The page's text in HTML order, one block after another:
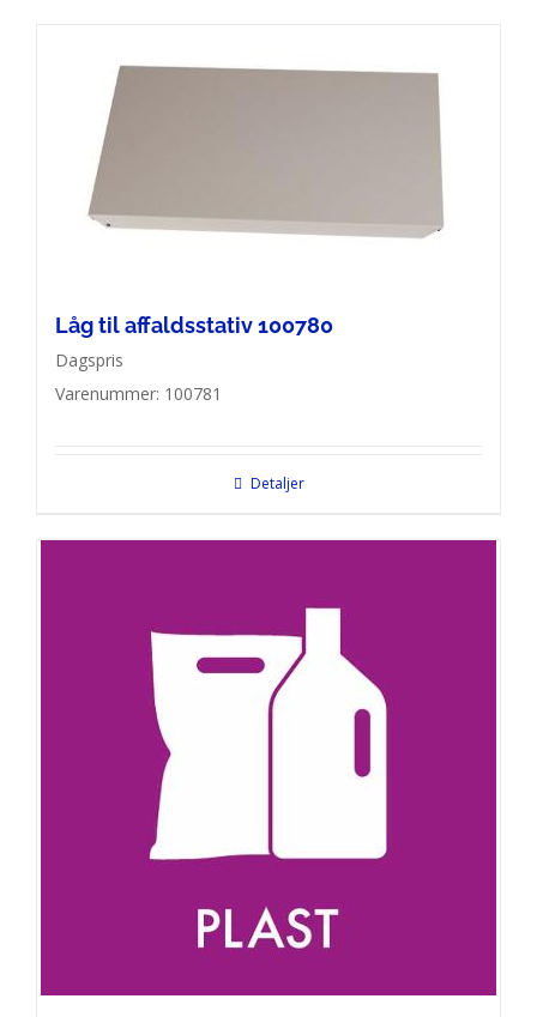
Låg til affaldsstativ 100780
Dagspris
Varenummer: 100781
Detaljer